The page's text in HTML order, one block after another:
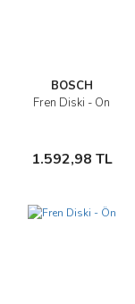
BOSCH
Fren Diski - Ön
1.592,98 TL
İncele
Sepete Ekle